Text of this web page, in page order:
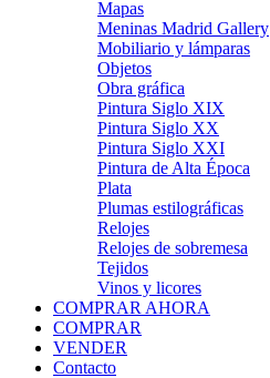
Mapas
Meninas Madrid Gallery
Mobiliario y lámparas
Objetos
Obra gráfica
Pintura Siglo XIX
Pintura Siglo XX
Pintura Siglo XXI
Pintura de Alta Época
Plata
Plumas estilográficas
Relojes
Relojes de sobremesa
Tejidos
Vinos y licores
COMPRAR AHORA
COMPRAR
VENDER
Contacto